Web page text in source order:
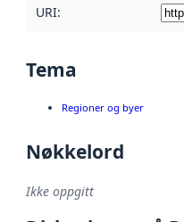
URI:
Tema
Regioner og byer
Nøkkelord
Ikke oppgitt